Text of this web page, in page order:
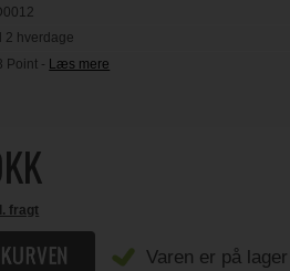
2 hverdage
Point - Læs mere
fragt
Varen er på lager